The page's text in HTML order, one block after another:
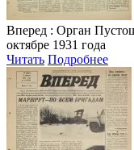
Вперед : Орган
октябре 1931 года
Читать Подробнее